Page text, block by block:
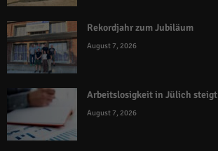
Rekordjahr zum Jubiläum
August 7, 2026
Arbeitslosigkeit in Jülich steigt
August 7, 2026